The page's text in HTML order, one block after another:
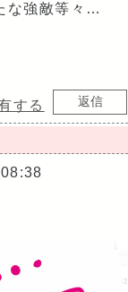
な強敵等々…
する